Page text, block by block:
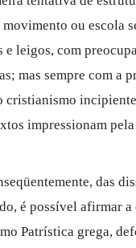
ou escola
leigos, com
mas sempre com a
impressionam
das
é possível afirmar
Patrística grega,